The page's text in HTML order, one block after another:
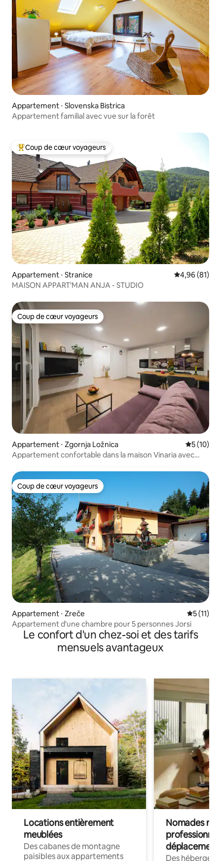
Appartement ⋅ Slovenska Bistrica
Appartement familial avec vue sur la forêt
Coups de cœur voyageurs les plus appréciés
Coup de cœur voyageurs
Appartement ⋅ Stranice Évaluation
4,96 (81)
MAISON APPART'MAN ANJA - STUDIO
Coup de cœur voyageurs
Coup de cœur voyageurs
Appartement ⋅ Zgornja Ložnica
5 (10)
Appartement confortable dans la maison Vinaria avec
Coup de cœur voyageurs
Coup de cœur voyageurs
Appartement ⋅ Zreče
5 (11)
Appartement d'une chambre pour 5 personnes Jorsi
Le confort d'un chez-soi et des tarifs
mensuels avantageux
Locations entièrement
meublées
Des cabanes de montagne
paisibles aux appartements
Nomades
déplacement
Des